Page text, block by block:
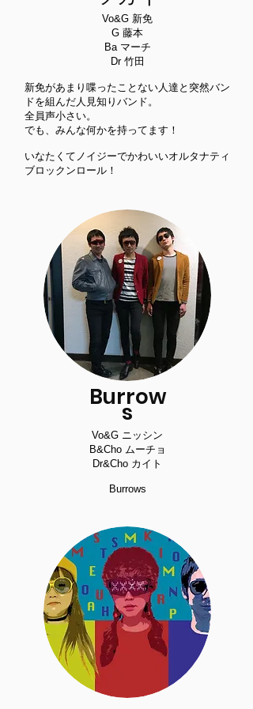
Vo&G 新免
G 藤本
Ba マーチ
Dr 竹田
新免があまり喋ったことない人達と突然バン
ドを組んだ人見知りバンド。
全員声小さい。
でも、みんな何かを持ってます！
​いなたくてノイジーでかわいいオルタナティ
ブロックンロール！
Burrow
s
Vo&G ニッシン
B&Cho ムーチョ
Dr&Cho カイト
Burrows